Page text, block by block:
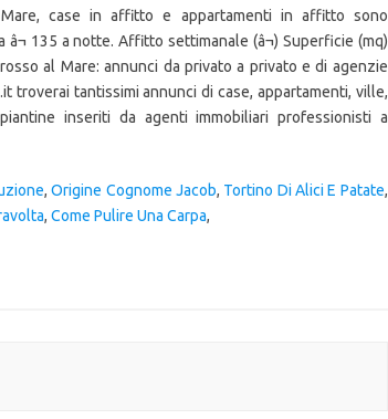
,Origine Cognome Jacob, Tortino Di Alici E Patate,
, Come Pulire Una Carpa,